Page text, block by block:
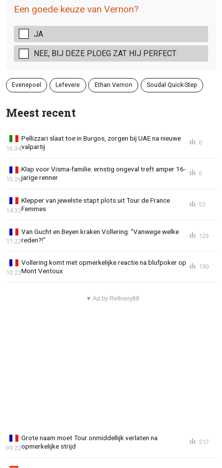
Een goede keuze van Vernon?
JA
NEE, BIJ DEZE PLOEG ZAT HIJ PERFECT
Evenepoel Lefevere Ethan Vernon Soudal Quick-Step
Meest recent
Pellizzari slaat toe in Burgos, zorgen bij UAE na nieuwe
valpartij
16:34
0
Klap voor Visma-familie: ernstig ongeval treft amper 16-
jarige renner
15:26
6
Klepper van jewelste stapt plots uit Tour de France
Femmes
14:32
53
Van Gucht en Beyen kraken Vollering: "Vanwege welke
reden?!"
11:22
126
Vollering komt met opmerkelijke reactie na blufpoker op
Mont Ventoux
10:22
190
▼ Ad by Refinery89
Grote naam moet Tour onmiddellijk verlaten na
opmerkelijke strijd
09:22
217